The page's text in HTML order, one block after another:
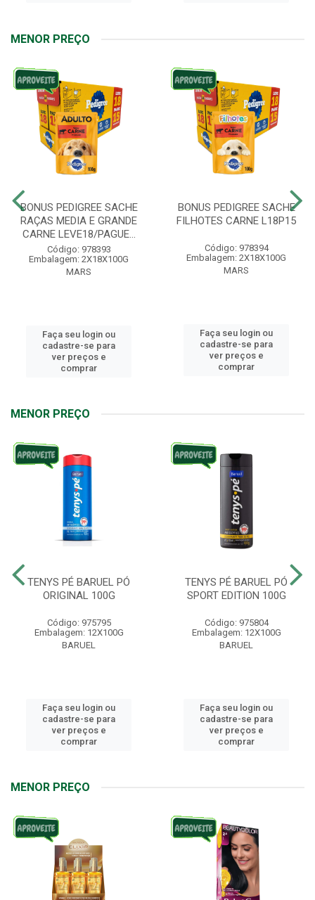
MENOR PREÇO
BONUS PEDIGREE SACHE
RAÇAS MEDIA E GRANDE
CARNE LEVE18/PAGUE...
Código: 978393
Embalagem: 2X18X100G
MARS
Faça seu login ou
cadastre-se para
ver preços e
comprar
BONUS PEDIGREE SACHE
FILHOTES CARNE L18P15
Código: 978394
Embalagem: 2X18X100G
MARS
Faça seu login ou
cadastre-se para
ver preços e
comprar
MENOR PREÇO
TENYS PÉ BARUEL PÓ
ORIGINAL 100G
Código: 975795
Embalagem: 12X100G
BARUEL
Faça seu login ou
cadastre-se para
ver preços e
comprar
TENYS PÉ BARUEL PÓ
SPORT EDITION 100G
Código: 975804
Embalagem: 12X100G
BARUEL
Faça seu login ou
cadastre-se para
ver preços e
comprar
MENOR PREÇO